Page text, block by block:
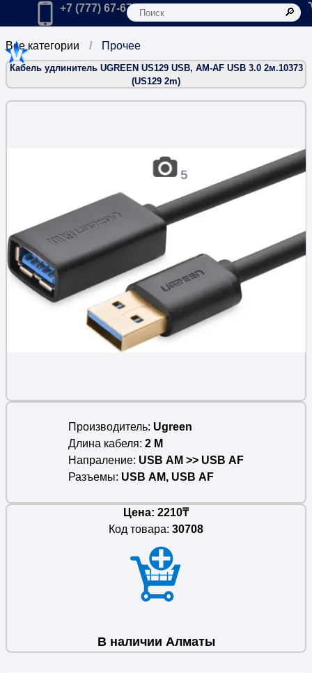
Главная
Позвонить в компанию по телефону:
+7 (777) 67-67-666
Прочее
Все категории
Кабель удлинитель UGREEN US129 USB, AM-AF USB 3.0 2м.10373
(US129 2m)
Производитель Ugreen
Длина кабеля 2 M
Напраление USB AM >> USB AF
Разъемы USB AM, USB AF
Цена: 2210₸
Код товара: 30708
В наличии Алматы